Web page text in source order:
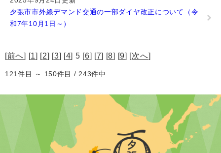
夕張市市外線デマンド交通の一部ダイヤ改正について（令
和7年10月1日～）
[前へ] [1] [2] [3] [4] 5 [6] [7] [8] [9] [次へ]
121件目 ～ 150件目 / 243件中